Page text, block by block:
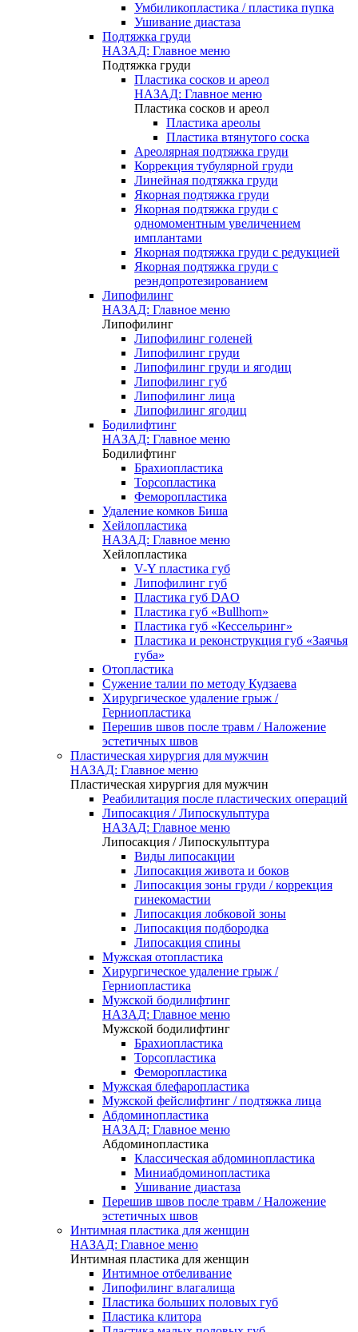
Умбиликопластика / пластика пупка
Ушивание диастаза
Подтяжка груди
НАЗАД: Главное меню
Подтяжка груди
Пластика сосков и ареол
НАЗАД: Главное меню
Пластика сосков и ареол
Пластика ареолы
Пластика втянутого соска
Ареолярная подтяжка груди
Коррекция тубулярной груди
Линейная подтяжка груди
Якорная подтяжка груди
Якорная подтяжка груди с
одномоментным увеличением
имплантами
Якорная подтяжка груди с редукцией
Якорная подтяжка груди с
реэндопротезированием
Липофилинг
НАЗАД: Главное меню
Липофилинг
Липофилинг голеней
Липофилинг груди
Липофилинг груди и ягодиц
Липофилинг губ
Липофилинг лица
Липофилинг ягодиц
Бодилифтинг
НАЗАД: Главное меню
Бодилифтинг
Брахиопластика
Торсопластика
Феморопластика
Удаление комков Биша
Хейлопластика
НАЗАД: Главное меню
Хейлопластика
V-Y пластика губ
Липофилинг губ
Пластика губ DAO
Пластика губ «Bullhorn»
Пластика губ «Кессельринг»
Пластика и реконструкция губ «Заячья
губа»
Отопластика
Сужение талии по методу Кудзаева
Хирургическое удаление грыж /
Герниопластика
Перешив швов после травм / Наложение
эстетичных швов
Пластическая хирургия для мужчин
НАЗАД: Главное меню
Пластическая хирургия для мужчин
Реабилитация после пластических операций
Липосакция / Липоскульптура
НАЗАД: Главное меню
Липосакция / Липоскульптура
Виды липосакции
Липосакция живота и боков
Липосакция зоны груди / коррекция
гинекомастии
Липосакция лобковой зоны
Липосакция подбородка
Липосакция спины
Мужская отопластика
Хирургическое удаление грыж /
Герниопластика
Мужской бодилифтинг
НАЗАД: Главное меню
Мужской бодилифтинг
Брахиопластика
Торсопластика
Феморопластика
Мужская блефаропластика
Мужской фейслифтинг / подтяжка лица
Абдоминопластика
НАЗАД: Главное меню
Абдоминопластика
Классическая абдоминопластика
Миниабдоминопластика
Ушивание диастаза
Перешив швов после травм / Наложение
эстетичных швов
Интимная пластика для женщин
НАЗАД: Главное меню
Интимная пластика для женщин
Интимное отбеливание
Липофилинг влагалища
Пластика больших половых губ
Пластика клитора